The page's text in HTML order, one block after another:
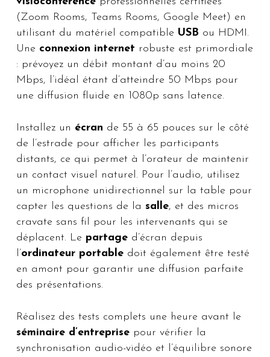
(Zoom Rooms, Teams Rooms, Google Meet) en
utilisant du matériel compatible USB ou HDMI.
Une connexion internet robuste est primordiale
: prévoyez un débit montant d’au moins 20
Mbps, l’idéal étant d’atteindre 50 Mbps pour
une diffusion fluide en 1080p sans latence.
Installez un écran de 55 à 65 pouces sur le côté
de l’estrade pour afficher les participants
distants, ce qui permet à l’orateur de maintenir
un contact visuel naturel. Pour l’audio, utilisez
un microphone unidirectionnel sur la table pour
capter les questions de la salle, et des micros
cravate sans fil pour les intervenants qui se
déplacent. Le partaged’écran depuis
l’ordinateur portabledoit également être testé
en amont pour garantir une diffusion parfaite
des présentations.
Réalisez des tests complets une heure avant le
séminaire d’entreprisepour vérifier la
synchronisation audio-vidéo et l’équilibre sonore